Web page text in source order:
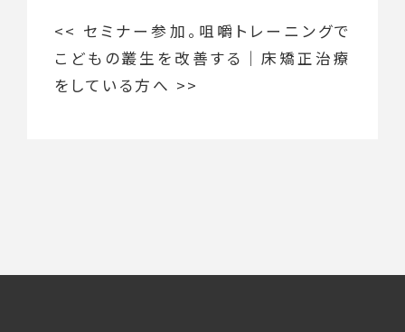
<< セミナー参加。咀嚼トレーニングで
こどもの叢生を改善する ｜ 床矯正治療
をしている方へ >>